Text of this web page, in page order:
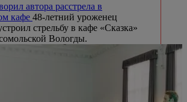
автора расстрела в
кафе 48-летний уроженец
стрельбу в кафе «Сказка»
Вологды.